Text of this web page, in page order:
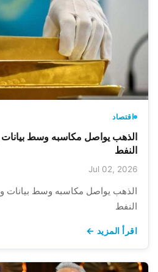
اقتصاد
الذهب يواصل مكاسبه وسط
النفط
Jul 02, 2026
الذهب يواصل مكاسبه وسط بيانات
النفط
اقرأ المزيد ←